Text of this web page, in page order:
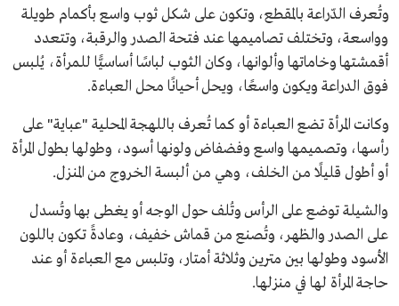
وتُعرف الدّراعة بالمقطع، وتكون على شكل ثوب واسع بأكمام طويلة
وواسعة، وتختلف تصاميمها عند فتحة الصدر والرقبة، وتتعدد
أقمشتها وخاماتها وألوانها، وكان الثوب لباسًا أساسيًّا للمرأة، يُلبس
فوق الدراعة ويكون واسعًا، ويحل أحيانًا محل العباءة.
وكانت المرأة تضع العباءة أو كما تُعرف باللهجة المحلية "عباية" على
رأسها، وتصميمها واسع وفضفاض ولونها أسود، وطولها بطول المرأة
أو أطول قليلًا من الخلف، وهي من ألبسة الخروج من المنزل.
والشيلة توضع على الرأس وتُلف حول الوجه أو يغطى بها وتُسدل
على الصدر والظهر، وتُصنع من قماش خفيف، وعادةً تكون باللون
الأسود وطولها بين مترين وثلاثة أمتار، وتلبس مع العباءة أو عند
حاجة المرأة لها في منزلها.